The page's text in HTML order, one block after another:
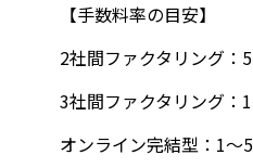
【手数料率の目安】
2社間ファクタリング：
3社間ファクタリング：
オンライン完結型：1〜